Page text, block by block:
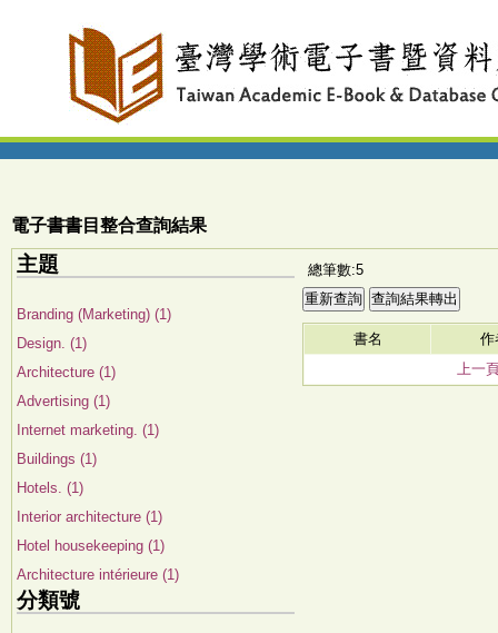
電子書書目整合查詢結果
主題
Branding (Marketing) (1)
Design. (1)
Architecture (1)
Advertising (1)
Internet marketing. (1)
Buildings (1)
Hotels. (1)
Interior architecture (1)
Hotel housekeeping (1)
Architecture intérieure (1)
分類號
總筆數:5
書名
作
上一